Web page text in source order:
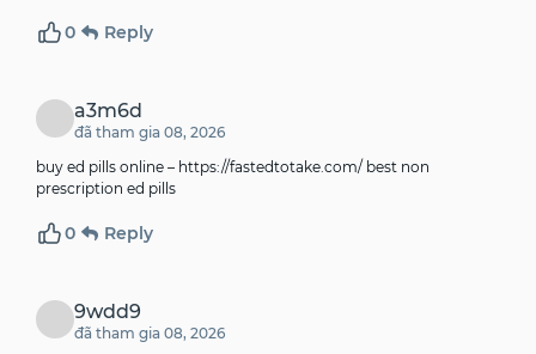
0 Reply
a3m6d
đã tham gia 08, 2026
buy ed pills online – https://fastedtotake.com/ best non
prescription ed pills
0 Reply
9wdd9
đã tham gia 08, 2026